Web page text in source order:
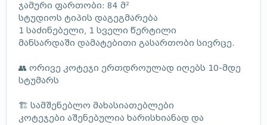
ჯამური ფართობი: 84 მ²
სტუდიოს ტიპის დაგეგმარება
1 საძინებელი, 1 სველი წერტილი
მანსარდაში დამატებითი გასართობი სივრცე.
👥 ორივე კოტეჯი ერთდროულად იღებს 10-მდე
სტუმარს
🏗 სამშენებლო მახასიათებლები
კოტეჯები აშენებულია ხარისხიანად და